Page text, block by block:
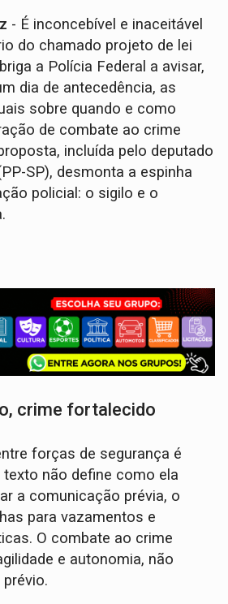
- É inconcebível e inaceitável
do chamado projeto de lei
a Polícia Federal a avisar,
dia de antecedência, as
sobre quando e como
de combate ao crime
incluída pelo deputado
SP), desmonta a espinha
policial: o sigilo e o
crime fortalecido
forças de segurança é
não define como ela
a comunicação prévia, o
para vazamentos e
O combate ao crime
e autonomia, não